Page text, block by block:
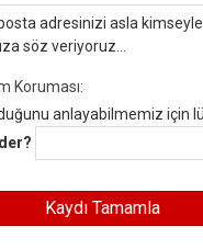
adresinizi asla kimseyle
söz veriyoruz...
Koruması:
anlayabilmemiz için